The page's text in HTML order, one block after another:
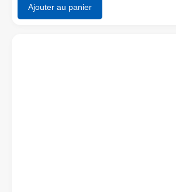
Ajouter au panier